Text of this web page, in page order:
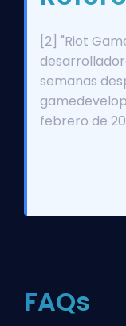
[2] "Riot
semanas
febrero de
FAQs